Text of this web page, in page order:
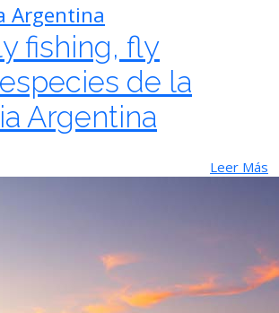
Argentina
fishing, fly
de la
Argentina
Leer Más